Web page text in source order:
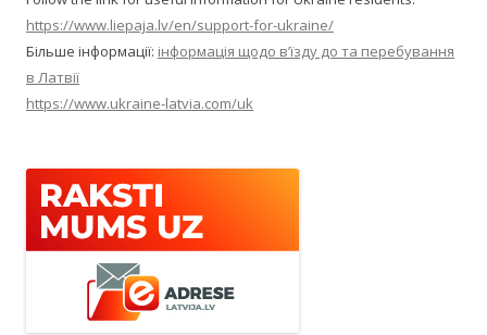
https://www.liepaja.lv/en/support-for-ukraine/
Більше інформації: інформація щодо в’їзду до та перебування
в Латвії
https://www.ukraine-latvia.com/uk